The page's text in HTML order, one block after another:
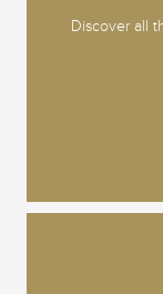
Discover all